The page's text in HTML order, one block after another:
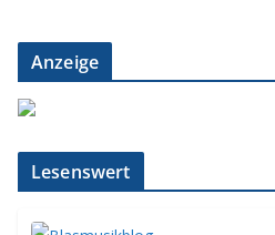
Anzeige
Lesenswert